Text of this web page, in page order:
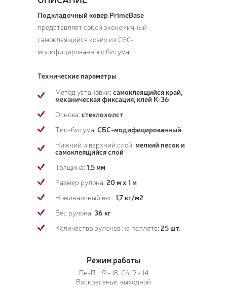
Подкладочный ковер PrimeBase
представляет собой экономичный
самоклеящийся ковер из СБС-
модифицированного битума.
Технические параметры
Метод установки: самоклеящийся край,
механическая фиксация, клей К-36
Основа: стеклохолст
Тип-битума: СБС-модифицированный
Нижний и верхний слой: мелкий песок и
самоклеящийся слой
Толщина: 1,5 мм
Размер рулона: 20 м х 1 м
Номинальный вес: 1,7 кг/м2
Вес рулона: 36 кг
Количество рулонов на паллете: 25 шт.
Режим работы
Пн-Пт: 9 - 18, Сб: 9 - 14
Воскресенье: выходной